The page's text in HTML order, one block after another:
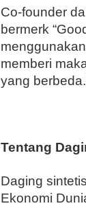
Co-founder
bermerk
memberi
yang
Tentang
Daging
Ekonomi